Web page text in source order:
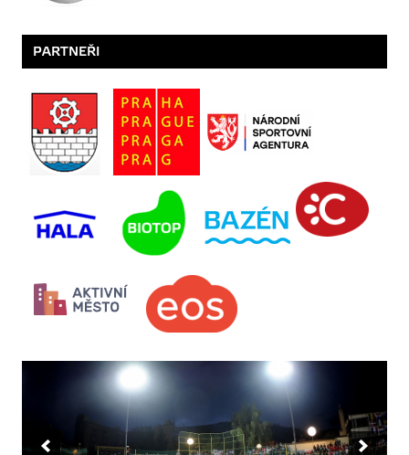
PARTNEŘI